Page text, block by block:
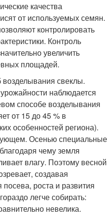
качества
от используемых семян.
контролировать
Контроль
увеличить
площадей.
свеклы.
наблюдается
способе возделывания
от 15 до 45 % в
особенностей региона).
Осенью специальные
чему земля
влагу. Поэтому весной
создавая
роста и развития
легче собирать:
невелика.